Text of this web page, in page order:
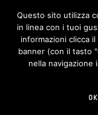
Questo sito utilizza
in linea con i tuoi
informazioni clicca
banner (con il tasto
nella navigazione
OK